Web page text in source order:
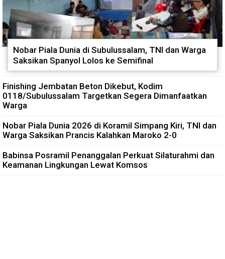
Nobar Piala Dunia di Subulussalam, TNI dan Warga
Saksikan Spanyol Lolos ke Semifinal
Finishing Jembatan Beton Dikebut, Kodim
0118/Subulussalam Targetkan Segera Dimanfaatkan
Warga
Nobar Piala Dunia 2026 di Koramil Simpang Kiri, TNI dan
Warga Saksikan Prancis Kalahkan Maroko 2-0
Babinsa Posramil Penanggalan Perkuat Silaturahmi dan
Keamanan Lingkungan Lewat Komsos